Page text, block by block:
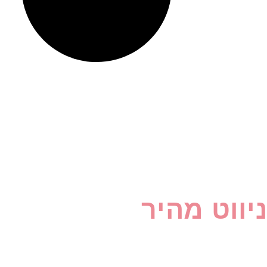
ניווט מהיר